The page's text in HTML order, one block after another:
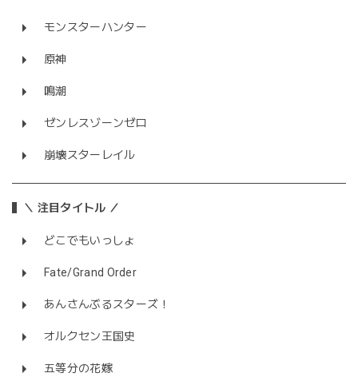
モンスターハンター
原神
鳴潮
ゼンレスゾーンゼロ
崩壊スターレイル
＼ 注目タイトル ／
どこでもいっしょ
Fate/Grand Order
あんさんぶるスターズ！
オルクセン王国史
五等分の花嫁